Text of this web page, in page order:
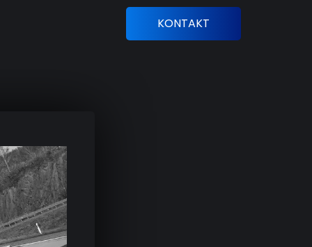
KONTAKT